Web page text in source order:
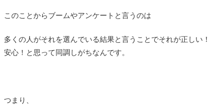
このことからブームやアンケートと言うのは
多くの人がそれを選んでいる結果と言うことでそれが正しい！
安心！と思って同調しがちなんです。
つまり、